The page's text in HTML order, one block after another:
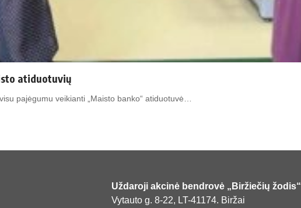
atiduotuvių
pajėgumu veikianti „Maisto banko“ atiduotuvė…
Uždaroji akcinė bendrovė „Biržiečių žodis“
Vytauto g. 8-22, LT-41174. Biržai